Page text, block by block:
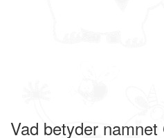
Vad betyder namnet